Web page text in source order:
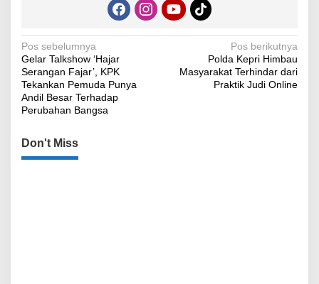
Navigasi
pos
Pos sebelumnya
Gelar Talkshow ‘Hajar
Serangan Fajar’, KPK
Tekankan Pemuda Punya
Andil Besar Terhadap
Perubahan Bangsa
Pos berikutnya
Polda Kepri Himbau
Masyarakat Terhindar dari
Praktik Judi Online
Don't Miss